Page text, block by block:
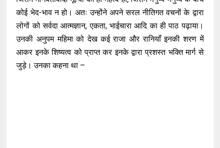
कोई भेद-भाव न हो। अतः उन्होंने अपने सरल नीतिगत वचनों के द्वारा
लोगों को सर्वदा आत्मज्ञान, एकता, भाईचारा आदि का ही पाठ पढ़ाया।
उनकी अनुपम महिमा को देख कई राजा और रानियाँ इनकी शरण में
आकर इनके शिष्यत्व को प्राप्त कर इनके द्वारा प्रशस्त भक्ति मार्ग से
जुड़े। उनका कहना था –